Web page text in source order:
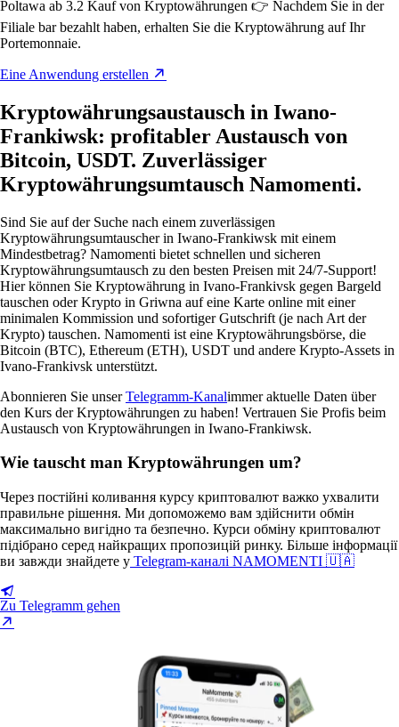
Poltawa ab 3.2 Kauf von Kryptowährungen 👉 Nachdem Sie in der
Filiale bar bezahlt haben, erhalten Sie die Kryptowährung auf Ihr
Portemonnaie.
Eine Anwendung erstellen
Kryptowährungsaustausch in Iwano-
Frankiwsk: profitabler Austausch von
Bitcoin, USDT. Zuverlässiger
Kryptowährungsumtausch Namomenti.
Sind Sie auf der Suche nach einem zuverlässigen
Kryptowährungsumtauscher in Iwano-Frankiwsk mit einem
Mindestbetrag? Namomenti bietet schnellen und sicheren
Kryptowährungsumtausch zu den besten Preisen mit 24/7-Support!
Hier können Sie Kryptowährung in Ivano-Frankivsk gegen Bargeld
tauschen oder Krypto in Griwna auf eine Karte online mit einer
minimalen Kommission und sofortiger Gutschrift (je nach Art der
Krypto) tauschen. Namomenti ist eine Kryptowährungsbörse, die
Bitcoin (BTC), Ethereum (ETH), USDT und andere Krypto-Assets in
Ivano-Frankivsk unterstützt.
Abonnieren Sie unserTelegramm-Kanalimmer aktuelle Daten über
den Kurs der Kryptowährungen zu haben! Vertrauen Sie Profis beim
Austausch von Kryptowährungen in Iwano-Frankiwsk.
Wie tauscht man Kryptowährungen um?
Через постійні коливання курсу криптовалют важко ухвалити
правильне рішення. Ми допоможемо вам здійснити обмін
максимально вигідно та безпечно. Курси обміну криптовалют
підібрано серед найкращих пропозицій ринку. Більше інформації
ви завжди знайдете у Telegram-каналі NAMOMENTI 🇺🇦
Zu Telegramm gehen